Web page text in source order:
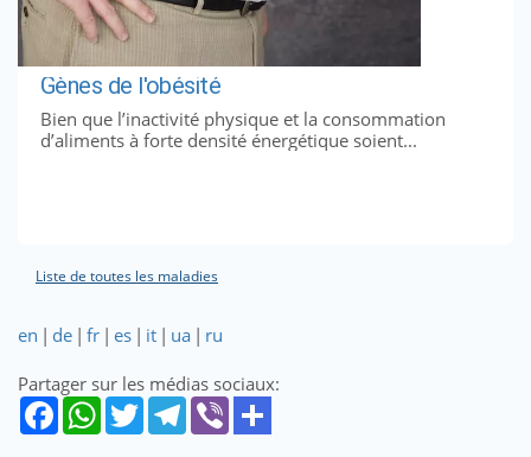
Gènes de l'obésité
Bien que l’inactivité physique et la consommation
d’aliments à forte densité énergétique soient...
Liste de toutes les maladies
en | de | fr | es | it | ua | ru
Partager sur les médias sociaux: